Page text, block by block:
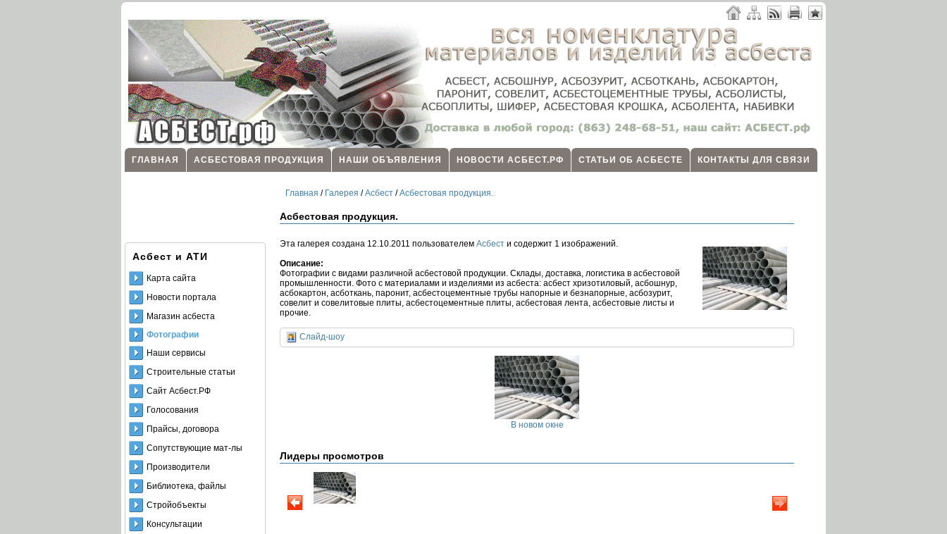
ГЛАВНАЯ АСБЕСТОВАЯ ПРОДУКЦИЯ НАШИ ОБЪЯВЛЕНИЯ НОВОСТИ АСБЕСТ.РФ СТАТЬИ ОБ АСБЕСТЕ КОНТАКТЫ ДЛЯ СВЯЗИ
Асбест и АТИ
Карта сайта
Новости портала
Магазин асбеста
Фотографии
Наши сервисы
Строительные статьи
Сайт Асбест.РФ
Голосования
Прайсы, договора
Сопутствующие мат-лы
Производители
Библиотека, файлы
Стройобъекты
Консультации
Главная / Галерея /Асбест /Асбестовая продукция.
Асбестовая продукция.
Эта галерея создана 12.10.2011 пользователем Асбест и содержит 1 изображений.
Описание:
Фотографии с видами различной асбестовой продукции. Склады, доставка, логистика в асбестовой
промышленности. Фото с материалами и изделиями из асбеста: асбест хризотиловый, асбошнур,
асбокартон, асботкань, паронит, асбестоцементные трубы напорные и безнапорные, асбозурит,
совелит и совелитовые плиты, асбестоцементные плиты, асбестовая лента, асбестовые листы и
прочие.
Слайд-шоу
В новом окне
Лидеры просмотров